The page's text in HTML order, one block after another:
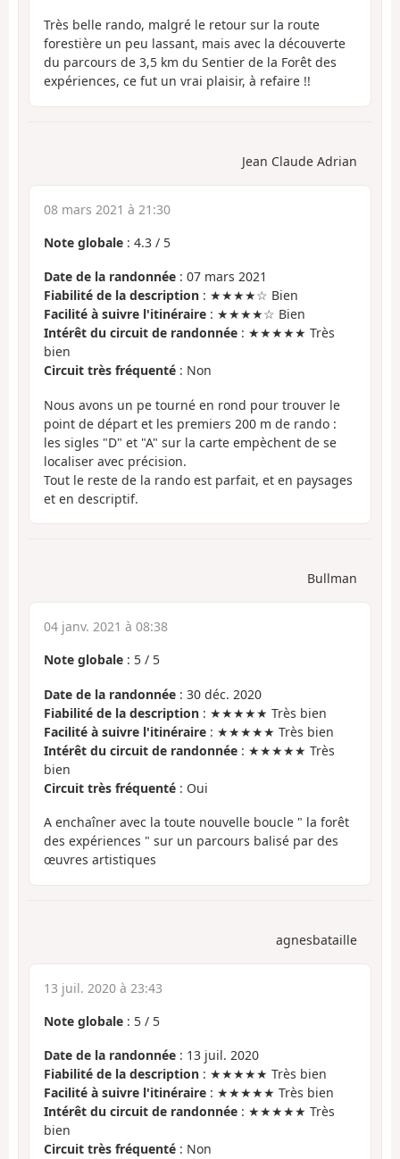
Très belle rando, malgré le retour sur la route
forestière un peu lassant, mais avec la découverte
du parcours de 3,5 km du Sentier de la Forêt des
expériences, ce fut un vrai plaisir, à refaire !!
Jean Claude Adrian
08 mars 2021 à 21:30
Note globale : 4.3 / 5
Date de la randonnée : 07 mars 2021
Fiabilité de la description : ★★★★☆ Bien
Facilité à suivre l'itinéraire : ★★★★☆ Bien
Intérêt du circuit de randonnée : ★★★★★ Très
bien
Circuit très fréquenté : Non
Nous avons un pe tourné en rond pour trouver le
point de départ et les premiers 200 m de rando :
les sigles "D" et "A" sur la carte empèchent de se
localiser avec précision.
Tout le reste de la rando est parfait, et en paysages
et en descriptif.
Bullman
04 janv. 2021 à 08:38
Note globale : 5 / 5
Date de la randonnée : 30 déc. 2020
Fiabilité de la description : ★★★★★ Très bien
Facilité à suivre l'itinéraire : ★★★★★ Très bien
Intérêt du circuit de randonnée : ★★★★★ Très
bien
Circuit très fréquenté : Oui
A enchaîner avec la toute nouvelle boucle " la forêt
des expériences " sur un parcours balisé par des
œuvres artistiques
agnesbataille
13 juil. 2020 à 23:43
Note globale : 5 / 5
Date de la randonnée : 13 juil. 2020
Fiabilité de la description : ★★★★★ Très bien
Facilité à suivre l'itinéraire : ★★★★★ Très bien
Intérêt du circuit de randonnée : ★★★★★ Très
bien
Circuit très fréquenté : Non